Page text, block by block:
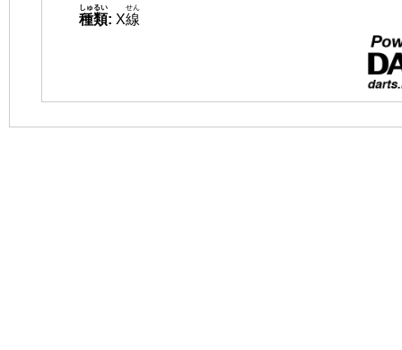
種類
しゅるい
: X線
せん